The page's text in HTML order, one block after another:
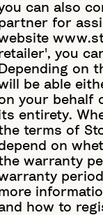
can also
for
you
on
be able
your behalf
entirety.
terms of
on
warranty
how to